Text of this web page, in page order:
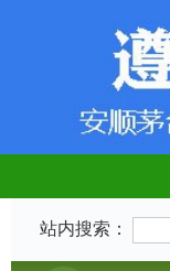
站内搜索：